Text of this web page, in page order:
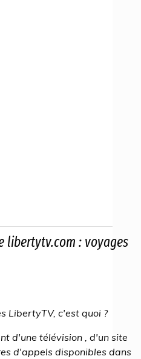
libertytv.com : voyages
LibertyTV, c'est quoi ?
d'une télévision , d'un site
d'appels disponibles dans